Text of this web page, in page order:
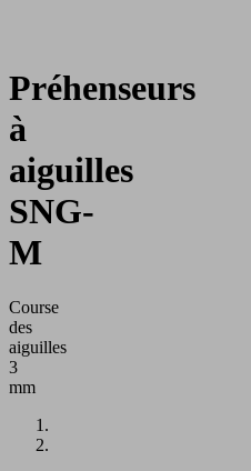
Préhenseurs
à
aiguilles
SNG-
M
Course
des
aiguilles
3
mm